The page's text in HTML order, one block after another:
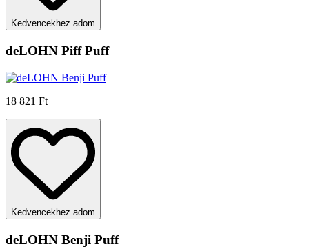
Kedvencekhez adom
deLOHN Piff Puff
18 821 Ft
Kedvencekhez adom
deLOHN Benji Puff